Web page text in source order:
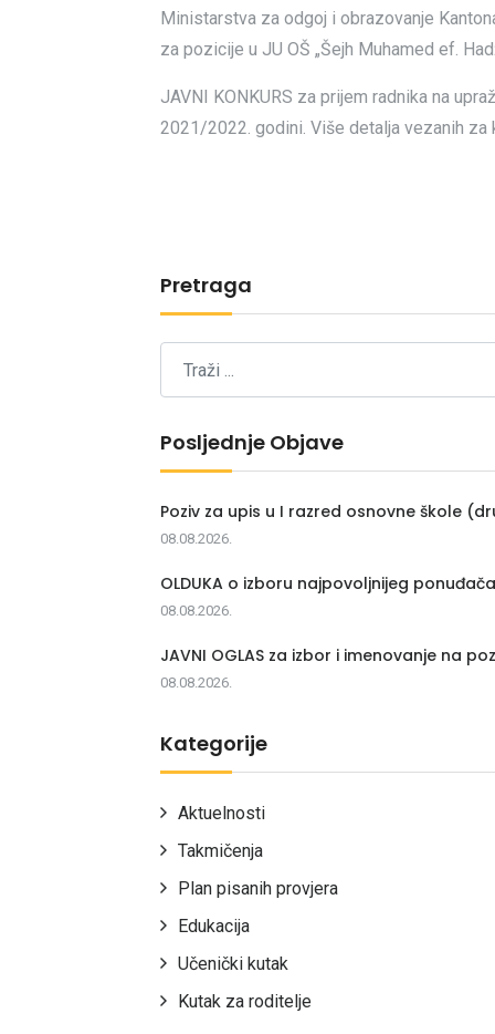
Ministarstva za odgoj i obrazovanje
za pozicije u JU OŠ „Šejh Muhamed ef.
JAVNI KONKURS za prijem radnika na
2021/2022. godini. Više detalja vezanih
Pretraga
Posljednje Objave
Poziv za upis u I razred osnovne škole
08.08.2026.
OLDUKA o izboru najpovoljnijeg
08.08.2026.
JAVNI OGLAS za izbor i imenovanje na
08.08.2026.
Kategorije
Aktuelnosti
Takmičenja
Plan pisanih provjera
Edukacija
Učenički kutak
Kutak za roditelje